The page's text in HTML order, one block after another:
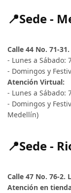
📍Sede -
Calle 44 No. 71-
- Lunes a Sábado:
- Domingos y
Atención Virtual:
- Lunes a Sábado:
- Domingos y
Medellín)
📍Sede -
Calle 47 No. 76-2.
Atención en